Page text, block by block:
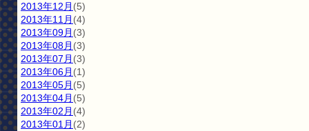
2013年12月 (5)
2013年11月 (4)
2013年09月 (3)
2013年08月 (3)
2013年07月 (3)
2013年06月 (1)
2013年05月 (5)
2013年04月 (5)
2013年02月 (4)
2013年01月 (2)